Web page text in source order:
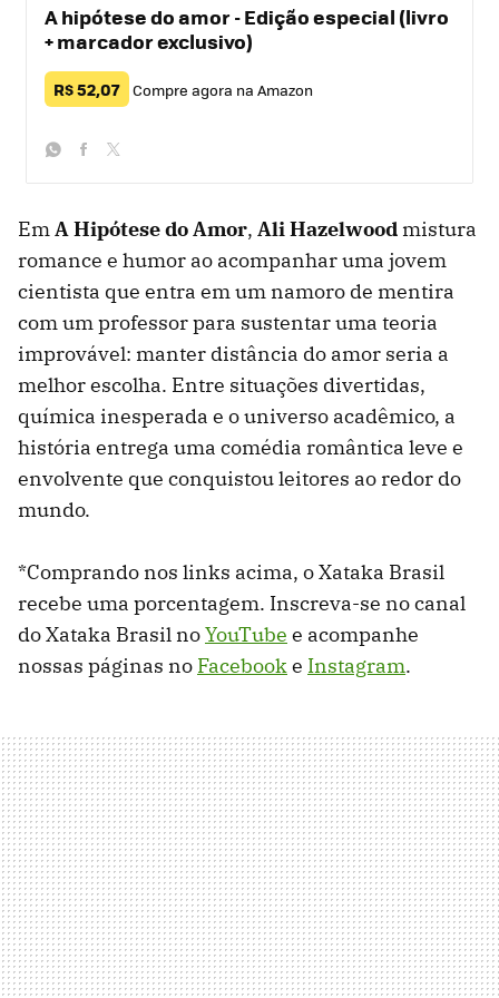
A hipótese do amor - Edição especial (livro
+ marcador exclusivo)
R$ 52,07 Compre agora na Amazon
EmA Hipótese do Amor, Ali Hazelwood mistura
romance e humor ao acompanhar uma jovem
cientista que entra em um namoro de mentira
com um professor para sustentar uma teoria
improvável: manter distância do amor seria a
melhor escolha. Entre situações divertidas,
química inesperada e o universo acadêmico, a
história entrega uma comédia romântica leve e
envolvente que conquistou leitores ao redor do
mundo.
*Comprando nos links acima, o Xataka Brasil
recebe uma porcentagem. Inscreva-se no canal
do Xataka Brasil noYouTube e acompanhe
nossas páginas no Facebooke Instagram.